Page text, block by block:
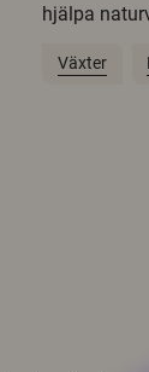
hjälpa
Växter